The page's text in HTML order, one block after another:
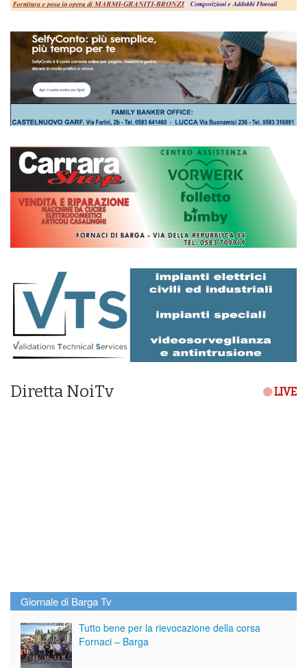
Diretta NoiTv LIVE
Giornale di Barga Tv
Tutto bene per la rievocazione della corsa
Fornaci – Barga